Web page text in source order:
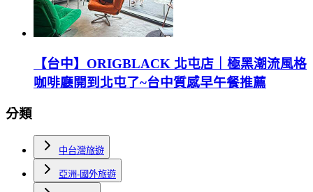
【台中】ORIGBLACK 北屯店｜極黑潮流風格
咖啡廳開到北屯了~台中質感早午餐推薦
分類
中台灣旅遊
亞洲-國外旅遊